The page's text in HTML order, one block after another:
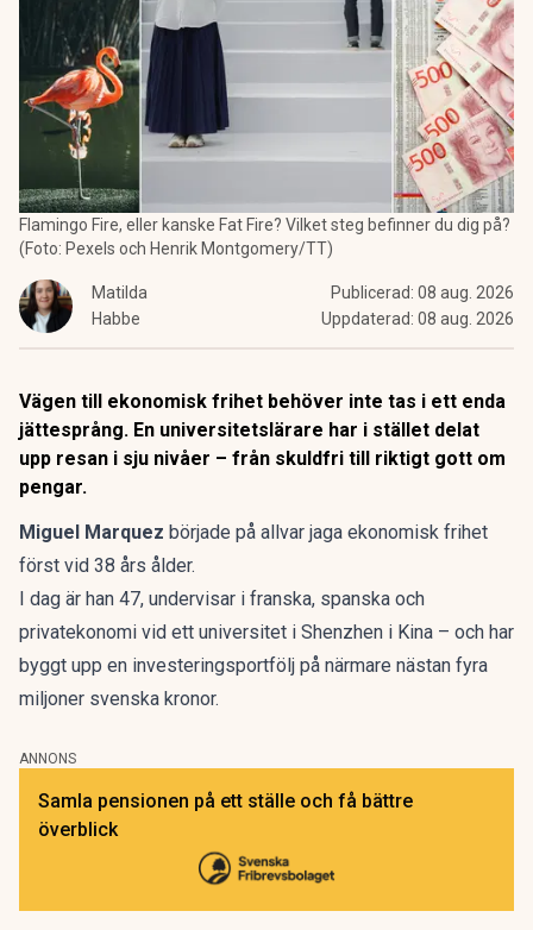
Flamingo Fire, eller kanske Fat Fire? Vilket steg befinner du dig på?
(Foto: Pexels och Henrik Montgomery/TT)
Matilda
Habbe
Publicerad: 08 aug. 2026
Uppdaterad: 08 aug. 2026
Vägen till ekonomisk frihet behöver inte tas i ett enda
jättesprång. En universitetslärare har i stället delat
upp resan i sju nivåer – från skuldfri till riktigt gott om
pengar.
Miguel Marquez började på allvar jaga ekonomisk frihet
först vid 38 års ålder.
I dag är han 47, undervisar i franska, spanska och
privatekonomi vid ett universitet i Shenzhen i Kina – och har
byggt upp en investeringsportfölj på närmare nästan fyra
miljoner svenska kronor.
ANNONS
Samla pensionen på ett ställe och få bättre
överblick